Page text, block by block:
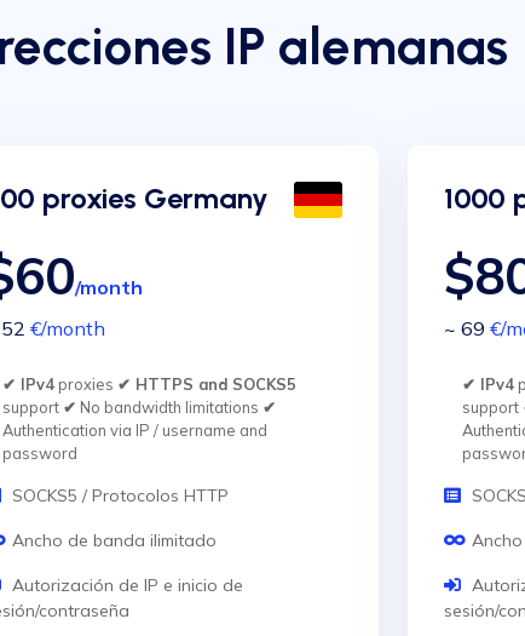
IP alemanas
proxies Germany
/month
€/month
✔ IPv4proxies ✔ HTTPS and SOCKS5
support ✔ No bandwidth limitations ✔
Authentication via IP / username and
password
SOCKS5 / Protocolos HTTP
Ancho de banda ilimitado
Autorización de IP e inicio de
contraseña
1000
~ 69 €/
✔ IPv4
support
sesión/